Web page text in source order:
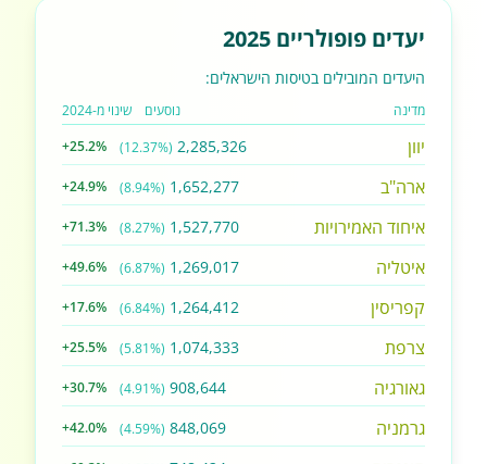
יעדים פופולריים 2025
היעדים המובילים בטיסות הישראלים:
מדינה נוסעים שינוי מ-2024
יוון 2,285,326
(12.37%)
+25.2%
ארה"ב 1,652,277
(8.94%)
+24.9%
איחוד האמירויות 1,527,770
(8.27%)
+71.3%
איטליה 1,269,017
(6.87%)
+49.6%
קפריסין 1,264,412
(6.84%)
+17.6%
צרפת 1,074,333
(5.81%)
+25.5%
גאורגיה 908,644
(4.91%)
+30.7%
גרמניה 848,069
(4.59%)
+42.0%